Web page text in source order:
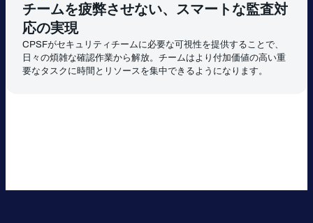
チームを疲弊させない、スマートな監査対
応の実現
CPSFがセキュリティチームに必要な可視性を提供することで、
日々の煩雑な確認作業から解放。チームはより付加価値の高い重
要なタスクに時間とリソースを集中できるようになります。